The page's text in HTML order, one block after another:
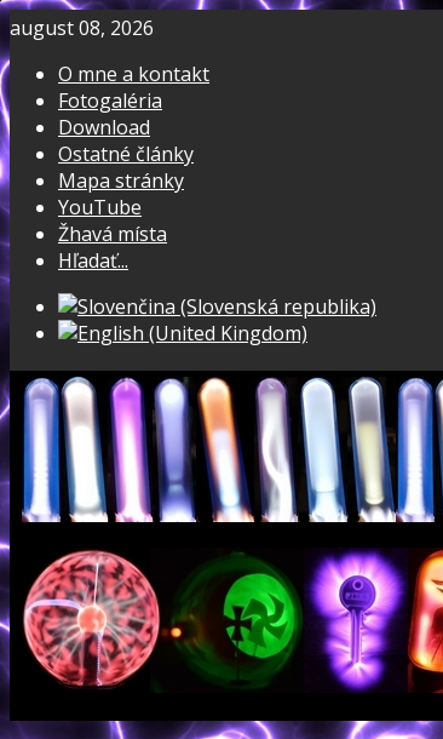
august 08, 2026
O mne a kontakt
Fotogaléria
Download
Ostatné články
Mapa stránky
YouTube
Žhavá místa
Hľadať...